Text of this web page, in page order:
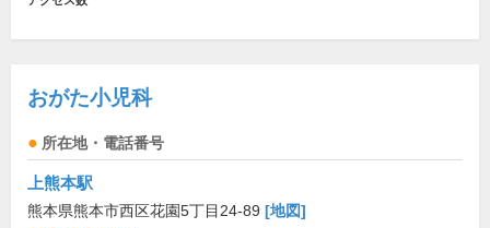
おがた小児科
所在地・電話番号
上熊本駅
熊本県熊本市西区花園5丁目24-89 [地図]